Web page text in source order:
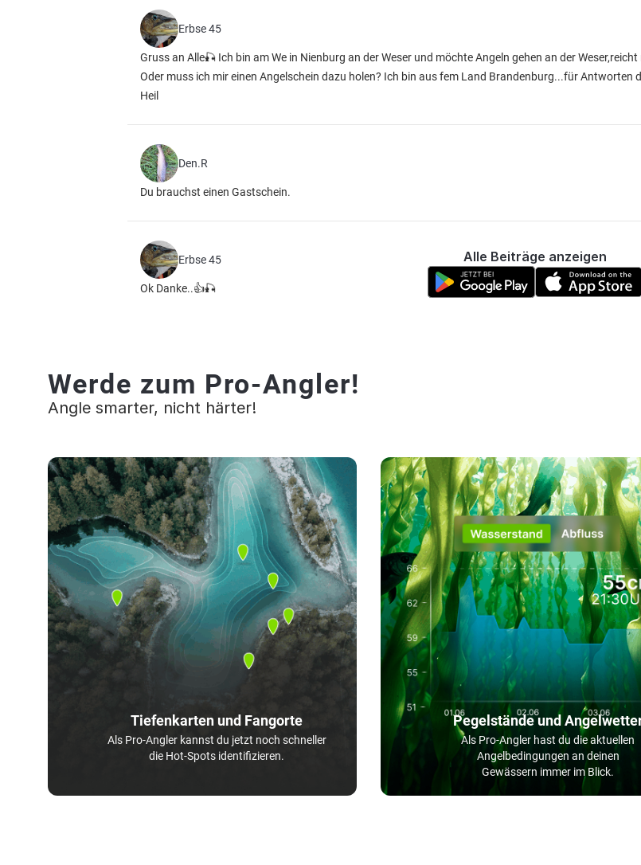
Erbse 45
Gruss an Alle🎣 Ich bin am We in Nienburg an der Weser und möchte Angeln gehen an der
Oder muss ich mir einen Angelschein dazu holen? Ich bin aus fem Land Brandenburg...für Antworten
Heil
Den.R
Du brauchst einen Gastschein.
Erbse 45
Ok Danke..👍🎣
Alle Beiträge anzeigen
Werde zum Pro-Angler!
Angle smarter, nicht härter!
Tiefenkarten und Fangorte
Als Pro-Angler kannst du jetzt noch schneller
die Hot-Spots identifizieren.
Pegelstände und
Als Pro-Angler hast du die aktuellen
Angelbedingungen an deinen
Gewässern immer im Blick.